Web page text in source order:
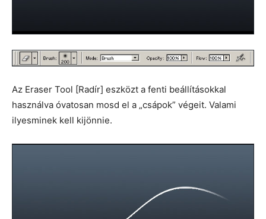
Az Eraser Tool [Radír] eszközt a fenti beállításokkal
használva óvatosan mosd el a „csápok” végeit. Valami
ilyesminek kell kijönnie.